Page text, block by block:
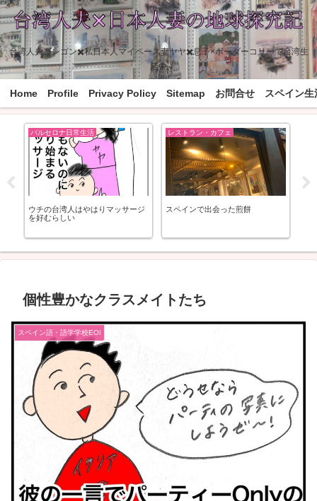
台湾人夫ゴンゴン✖️私日本人マイペース妻ヤヤ✖️息子×ボーダーコリーで台湾生
活中
Home Profile Privacy Policy Sitemap お問合せ スペイン生
バルセロナ日常生活
ウチの台湾人はやはりマッサージ
を好むらしい
レストラン・カフェ
スペインで出会った煎餅
個性豊かなクラスメイトたち
スペイン語・語学学校EOI